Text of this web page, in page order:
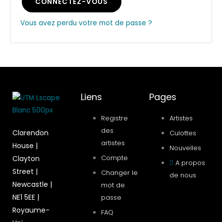
CONNECTEZ-VOUS
Vous avez perdu votre mot de passe ?
Clarendon
House |
Clayton
Street |
Newcastle |
NE1 5EE |
Royaume-
Liens
Registre
des
artistes
Compte
Changer le
mot de
passe
FAQ
Pages
Artistes
Culottes
Nouvelles
A propos
de nous